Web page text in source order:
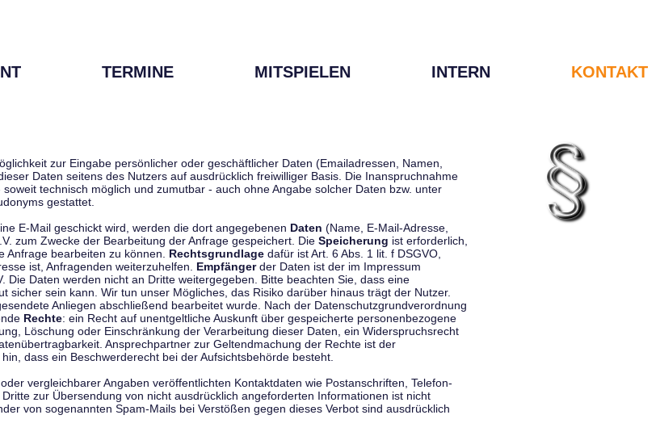
TERMINE MITSPIELEN INTERN KONTAKT
zur Eingabe persönlicher oder geschäftlicher Daten (Emailadressen, Namen,
Daten seitens des Nutzers auf ausdrücklich freiwilliger Basis. Die Inanspruchnahme
technisch möglich und zumutbar - auch ohne Angabe solcher Daten bzw. unter
gestattet.
E-Mail geschickt wird, werden die dort angegebenen Daten (Name, E-Mail-Adresse,
zum Zwecke der Bearbeitung der Anfrage gespeichert. Die Speicherung ist erforderlich,
Anfrage bearbeiten zu können. Rechtsgrundlage dafür ist Art. 6 Abs. 1 lit. f DSGVO,
ist, Anfragenden weiterzuhelfen. Empfängerder Daten ist der im Impressum
Die Daten werden nicht an Dritte weitergegeben. Bitte beachten Sie, dass eine
sicher sein kann. Wir tun unser Mögliches, das Risiko darüber hinaus trägt der Nutzer.
Anliegen abschließend bearbeitet wurde. Nach der Datenschutzgrundverordnung
Rechte: ein Recht auf unentgeltliche Auskunft über gespeicherte personenbezogene
Löschung oder Einschränkung der Verarbeitung dieser Daten, ein Widerspruchsrecht
Ansprechpartner zur Geltendmachung der Rechte ist der
dass ein Beschwerderecht bei der Aufsichtsbehörde besteht.
vergleichbarer Angaben veröffentlichten Kontaktdaten wie Postanschriften, Telefon-
zur Übersendung von nicht ausdrücklich angeforderten Informationen ist nicht
von sogenannten Spam-Mails bei Verstößen gegen dieses Verbot sind ausdrücklich